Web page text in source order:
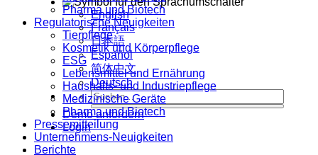
English
Français
日本語
Español
简体中文
Deutsch
Demo anfordern
Login
Pharma und Biotech
Regulatorische Neuigkeiten
Tierpflege
Kosmetik und Körperpflege
ESG
Lebensmittel und Ernährung
Haushalts- und Industriepflege
Medizinische Geräte
Pharma und Biotech
Pressemitteilung
Unternehmens-Neuigkeiten
Berichte